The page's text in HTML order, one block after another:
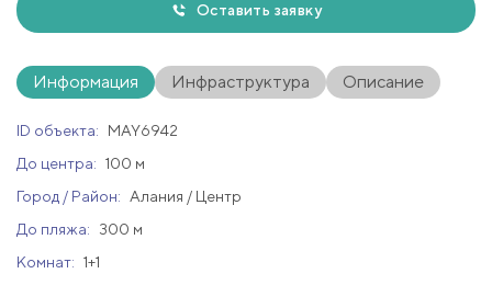
Оставить заявку
Информация Инфраструктура Описание
ID объекта:
MAY6942
До центра: 100 м
Город / Район:
Алания / Центр
До пляжа:
300 м
Комнат: 1+1